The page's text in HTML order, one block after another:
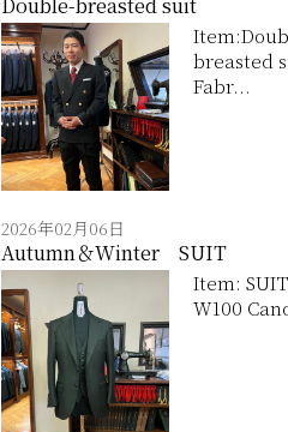
breasted
Fabr...
2026年02月06日
Autumn＆Winter SUIT
Item:
W100